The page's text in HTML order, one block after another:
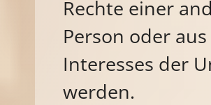
Rechte einer
Person oder
Interesses der
werden.